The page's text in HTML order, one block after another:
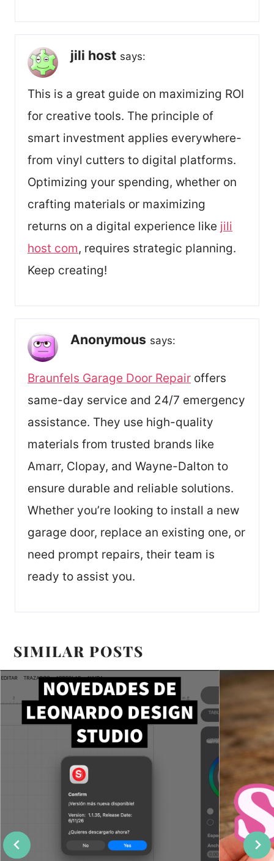
jili host says:
This is a great guide on maximizing ROI
for creative tools. The principle of
smart investment applies everywhere-
from vinyl cutters to digital platforms.
Optimizing your spending, whether on
crafting materials or maximizing
returns on a digital experience like jili
host com, requires strategic planning.
Keep creating!
Anonymous says:
Braunfels Garage Door Repair offers
same-day service and 24/7 emergency
assistance. They use high-quality
materials from trusted brands like
Amarr, Clopay, and Wayne-Dalton to
ensure durable and reliable solutions.
Whether you’re looking to install a new
garage door, replace an existing one, or
need prompt repairs, their team is
ready to assist you.
SIMILAR POSTS